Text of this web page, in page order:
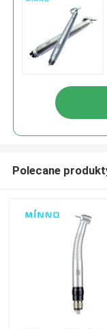
Polecane